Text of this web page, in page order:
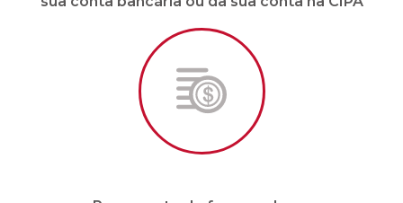
Pagamento de fornecedores